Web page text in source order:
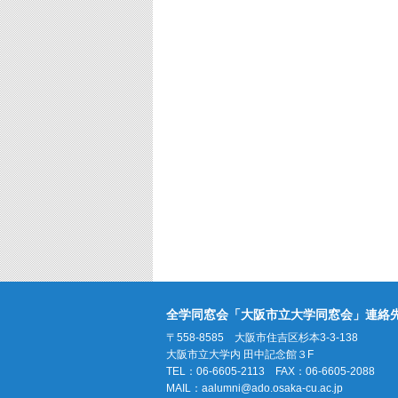
全学同窓会「大阪市立大学同窓会」連絡
〒558-8585 大阪市住吉区杉本3-3-138
大阪市立大学内 田中記念館３F
TEL：06-6605-2113 FAX：06-6605-2088
MAIL： aalumni@ado.osaka-cu.ac.jp